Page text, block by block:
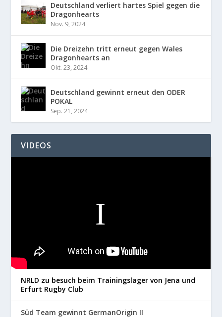
Deutschland verliert hartes Spiel gegen die
Dragonhearts
Nov. 9, 2024
Die Dreizehn tritt erneut gegen Wales
Dragonhearts an
Okt. 23, 2024
Deutschland gewinnt erneut den ODER
POKAL
Sep. 21, 2024
VIDEOS
NRLD zu besuch beim Trainingslager von Jena und
Erfurt Rugby Club
Süd Team gewinnt GermanOrigin II